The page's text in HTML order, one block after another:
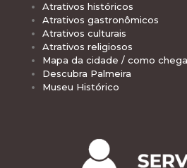
Atrativos históricos
Atrativos gastronômicos
Atrativos culturais
Atrativos religiosos
Mapa da cidade / como
Descubra Palmeira
Museu Histórico